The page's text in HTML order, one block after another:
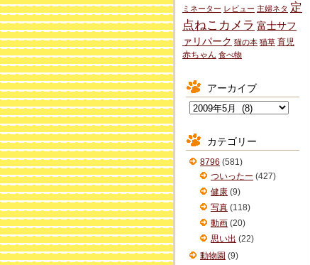
ミネーター レビュー 主婦ネタ 定
点ねこカメラ 富士サフ
ァリパーク 猫の本 猫草 育児
赤ちゃん 食べ物
アーカイブ
イ
ブ
カテゴリー
8796 (581)
ついったー (427)
健康 (9)
写真 (118)
動画 (20)
思い出 (22)
動物園 (9)